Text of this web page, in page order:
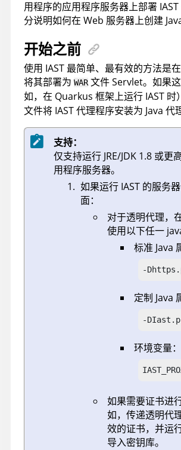
用程序的应用程序服务器上部署 IAST
分说明如何在 Web 服务器上创建
开始之前
使用 IAST 最简单、最有效的方法是
将其部署为 WAR文件 Servlet。如果
如，在 Quarkus 框架上运行 IAST 时
文件将 IAST 代理程序安装为 Java 代
支持：
仅支持运行 JRE/JDK 1.8 或更
用程序服务器。
如果运行 IAST 的服务
面：
对于透明代理，
使用以下任一
标准 Java
-
定制 Java
-
环境变量：
如果需要证书进
如，传递透明代
效的证书，并运
导入密钥库。